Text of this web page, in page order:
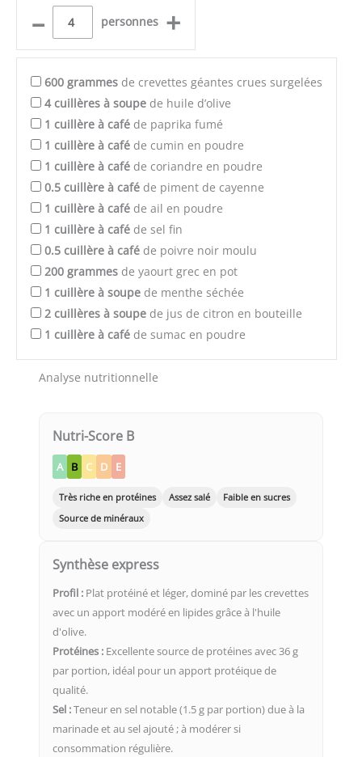
– personnes +
600 grammes de crevettes géantes crues surgelées
4 cuillères à soupe de huile d’olive
1 cuillère à café de paprika fumé
1 cuillère à café de cumin en poudre
1 cuillère à café de coriandre en poudre
0.5 cuillère à café de piment de cayenne
1 cuillère à café de ail en poudre
1 cuillère à café de sel fin
0.5 cuillère à café de poivre noir moulu
200 grammes de yaourt grec en pot
1 cuillère à soupe de menthe séchée
2 cuillères à soupe de jus de citron en bouteille
1 cuillère à café de sumac en poudre
Analyse nutritionnelle
Nutri-Score B
A B C D E
Très riche en protéines Assez salé
Faible en sucres
Source de minéraux
Synthèse express
Profil : Plat protéiné et léger, dominé par les crevettes
avec un apport modéré en lipides grâce à l'huile
d'olive.
Protéines : Excellente source de protéines avec 36 g
par portion, idéal pour un apport protéique de
qualité.
Sel :Teneur en sel notable (1.5 g par portion) due à la
marinade et au sel ajouté ; à modérer si
consommation régulière.